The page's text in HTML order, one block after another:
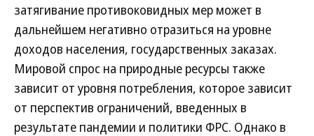
затягивание противоковидных мер может в
дальнейшем негативно отразиться на уровне
доходов населения, государственных заказах.
Мировой спрос на природные ресурсы также
зависит от уровня потребления, которое зависит
от перспектив ограничений, введенных в
результате пандемии и политики ФРС. Однако в